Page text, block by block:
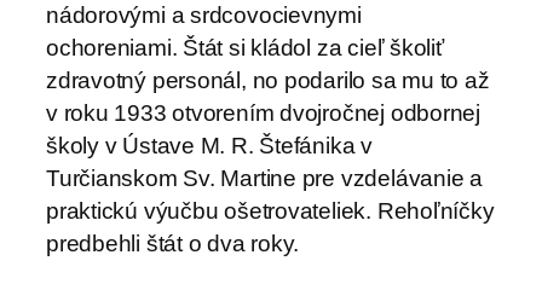
nádorovými a srdcovocievnymi
ochoreniami. Štát si kládol za cieľ školiť
zdravotný personál, no podarilo sa mu to až
v roku 1933 otvorením dvojročnej odbornej
školy v Ústave M. R. Štefánika v
Turčianskom Sv. Martine pre vzdelávanie a
praktickú výučbu ošetrovateliek. Rehoľníčky
predbehli štát o dva roky.